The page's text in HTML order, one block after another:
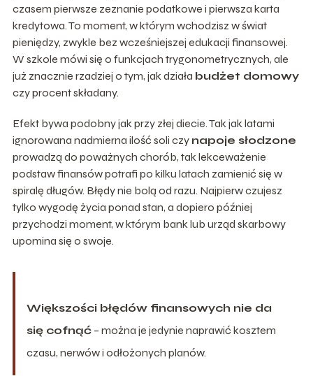
czasem pierwsze zeznanie podatkowe i pierwsza karta
kredytowa. To moment, w którym wchodzisz w świat
pieniędzy, zwykle bez wcześniejszej edukacji finansowej.
W szkole mówi się o funkcjach trygonometrycznych, ale
już znacznie rzadziej o tym, jak działa budżet domowy
czy procent składany.
Efekt bywa podobny jak przy złej diecie. Tak jak latami
ignorowana nadmierna ilość soli czy napoje słodzone
prowadzą do poważnych chorób, tak lekceważenie
podstaw finansów potrafi po kilku latach zamienić się w
spiralę długów. Błędy nie bolą od razu. Najpierw czujesz
tylko wygodę życia ponad stan, a dopiero później
przychodzi moment, w którym bank lub urząd skarbowy
upomina się o swoje.
Większości błędów finansowych nie da
się cofnąć– można je jedynie naprawić kosztem
czasu, nerwów i odłożonych planów.